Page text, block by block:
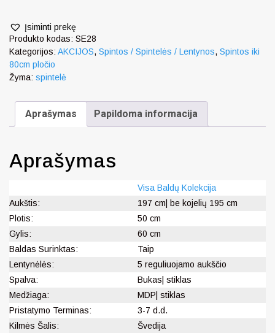
Įsiminti prekę
Produkto kodas: SE28
Kategorijos: AKCIJOS, Spintos / Spintelės / Lentynos, Spintos iki
80cm pločio
Žyma: spintelė
Aprašymas Papildoma informacija
Aprašymas
Visa Baldų Kolekcija
Aukštis:
197 cm| be kojelių 195 cm
Plotis:
50 cm
Gylis:
60 cm
Baldas Surinktas:
Taip
Lentynėlės:
5 reguliuojamo aukščio
Spalva:
Bukas| stiklas
Medžiaga:
MDP| stiklas
Pristatymo Terminas:
3-7 d.d.
Kilmės Šalis:
Švedija